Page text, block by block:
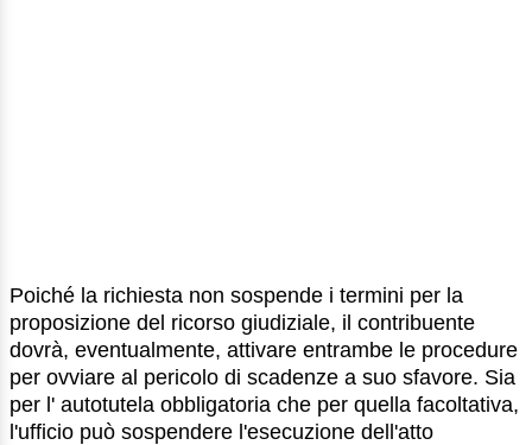
Poiché la richiesta non sospende i termini per la
proposizione del ricorso giudiziale, il contribuente
dovrà, eventualmente, attivare entrambe le procedure
per ovviare al pericolo di scadenze a suo sfavore. Sia
per l' autotutela obbligatoria che per quella facoltativa,
l'ufficio può sospendere l'esecuzione dell'atto